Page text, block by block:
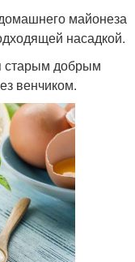
майонеза
насадкой.
старым добрым
венчиком.